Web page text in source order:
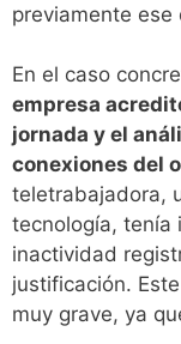
previamente ese
En el caso
empresa
jornada y el
conexiones del
teletrabajadora,
tecnología, tenía
inactividad
justificación.
muy grave, ya